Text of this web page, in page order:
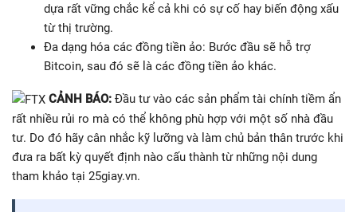
dựa rất vững chắc kể cả khi có sự cố hay biến động xấu
từ thị trường.
Đa dạng hóa các đồng tiền ảo: Bước đầu sẽ hỗ trợ
Bitcoin, sau đó sẽ là các đồng tiền ảo khác.
CẢNH BÁO: Đầu tư vào các sản phẩm tài chính tiềm ẩn
rất nhiều rủi ro mà có thể không phù hợp với một số nhà đầu
tư. Do đó hãy cân nhắc kỹ lưỡng và làm chủ bản thân trước khi
đưa ra bất kỳ quyết định nào cấu thành từ những nội dung
tham khảo tại 25giay.vn.